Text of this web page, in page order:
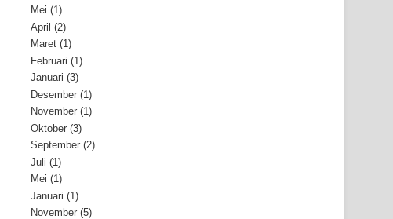
Mei (1)
April (2)
Maret (1)
Februari (1)
Januari (3)
Desember (1)
November (1)
Oktober (3)
September (2)
Juli (1)
Mei (1)
Januari (1)
November (5)